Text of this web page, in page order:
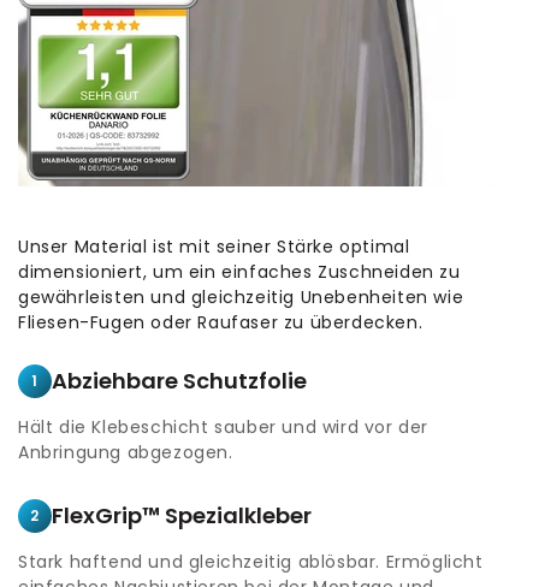
Unser Material ist mit seiner Stärke optimal
dimensioniert, um ein einfaches Zuschneiden zu
gewährleisten und gleichzeitig Unebenheiten wie
Fliesen-Fugen oder Raufaser zu überdecken.
1 Abziehbare Schutzfolie
Hält die Klebeschicht sauber und wird vor der
Anbringung abgezogen.
2 FlexGrip™ Spezialkleber
Stark haftend und gleichzeitig ablösbar. Ermöglicht